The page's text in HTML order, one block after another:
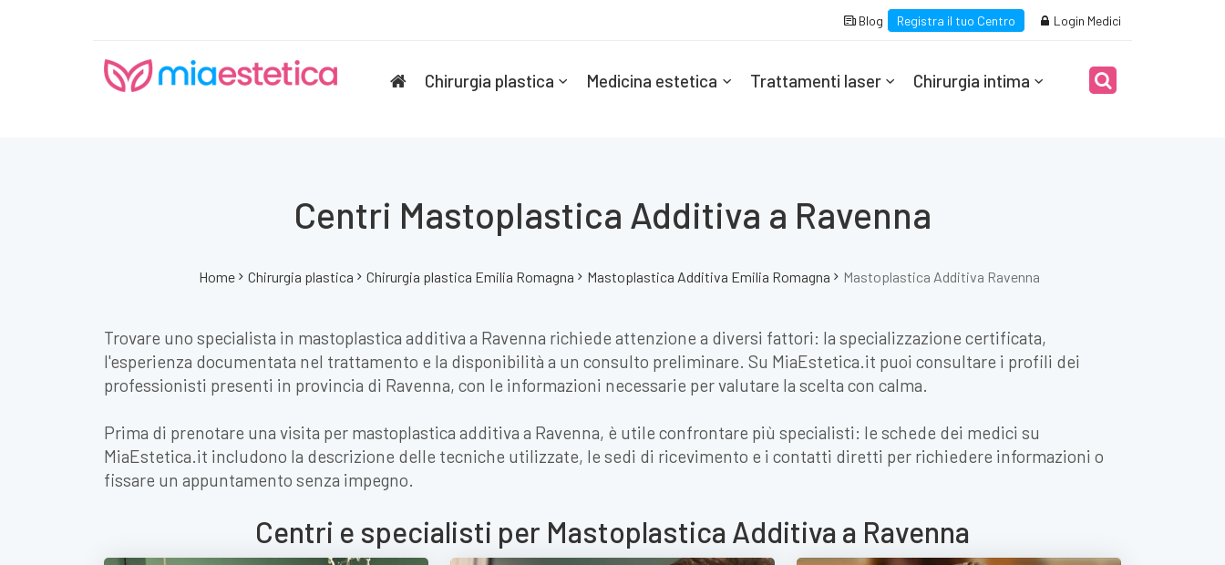
Blog Registra il tuo Centro Login Medici
Chirurgia plastica Medicina estetica Trattamenti laser Chirurgia intima
Centri Mastoplastica Additiva a Ravenna
Home Chirurgia plastica Chirurgia plastica Emilia Romagna Mastoplastica Additiva Emilia Romagna Mastoplastica Additiva Ravenna
Trovare uno specialista in mastoplastica additiva a Ravenna richiede attenzione a diversi fattori: la specializzazione certificata,
l'esperienza documentata nel trattamento e la disponibilità a un consulto preliminare. Su MiaEstetica.it puoi consultare i profili dei
professionisti presenti in provincia di Ravenna, con le informazioni necessarie per valutare la scelta con calma.
Prima di prenotare una visita per mastoplastica additiva a Ravenna, è utile confrontare più specialisti: le schede dei medici su
MiaEstetica.it includono la descrizione delle tecniche utilizzate, le sedi di ricevimento e i contatti diretti per richiedere informazioni o
fissare un appuntamento senza impegno.
Centri e specialisti per Mastoplastica Additiva a Ravenna